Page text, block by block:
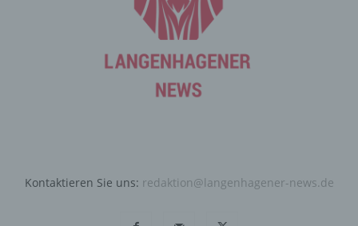
Kontaktieren Sie uns: redaktion@langenhagener-news.de
Durch den Einsatz von Cookies kann den Nutzern dieser
Internetseite nutzerfreundlichere Services bereitstellen,
Mittels eines Cookies können die Informationen und
Angebote auf unserer Internetseite im Sinne des
zu erleichtern. Der Benutzer einer Internetseite, die